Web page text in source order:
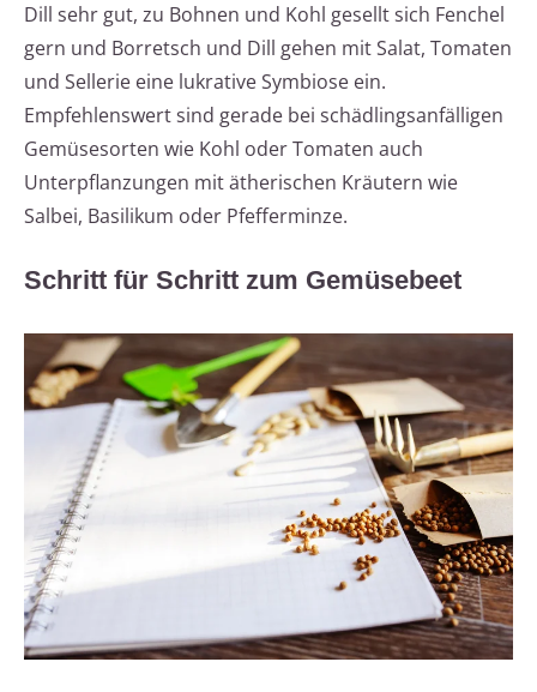
Dill sehr gut, zu Bohnen und Kohl gesellt sich Fenchel
gern und Borretsch und Dill gehen mit Salat, Tomaten
und Sellerie eine lukrative Symbiose ein.
Empfehlenswert sind gerade bei schädlingsanfälligen
Gemüsesorten wie Kohl oder Tomaten auch
Unterpflanzungen mit ätherischen Kräutern wie
Salbei, Basilikum oder Pfefferminze.
Schritt für Schritt zum Gemüsebeet